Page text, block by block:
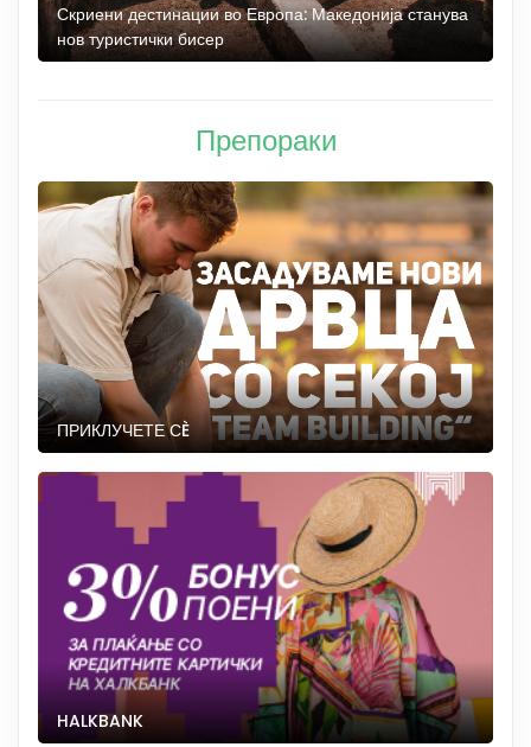
Скриени дестинации во Европа: Македонија станува
нов туристички бисер
Препораки
ПРИКЛУЧЕТЕ СÈ
HALKBANK